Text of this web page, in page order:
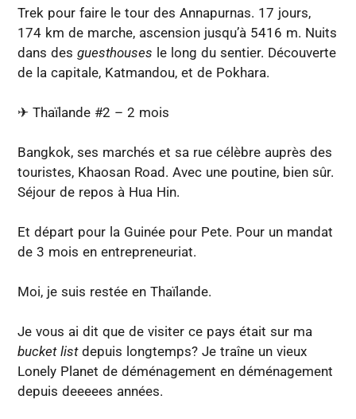
Trek pour faire le tour des Annapurnas. 17 jours,
174 km de marche, ascension jusqu’à 5416 m. Nuits
dans desguesthouses le long du sentier. Découverte
de la capitale, Katmandou, et de Pokhara.
✈︎ Thaïlande #2 – 2 mois
Bangkok, ses marchés et sa rue célèbre auprès des
touristes, Khaosan Road. Avec une poutine, bien sûr.
Séjour de repos à Hua Hin.
Et départ pour la Guinée pour Pete. Pour un mandat
de 3 mois en entrepreneuriat.
Moi, je suis restée en Thaïlande.
Je vous ai dit que de visiter ce pays était sur ma
bucket listdepuis longtemps? Je traîne un vieux
Lonely Planet de déménagement en déménagement
depuis deeeees années.